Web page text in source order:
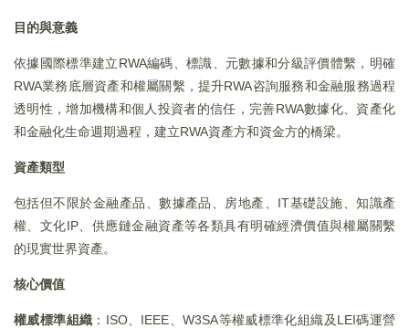
目的與意義
依據國際標準建立RWA編碼、標識、元數據和分級評價體繫，明確
RWA業務底層資產和權屬關繫，提升RWA咨詢服務和金融服務過程
透明性，增加機構和個人投資者的信任，完善RWA數據化、資產化
和金融化生命週期過程，建立RWA資產方和資金方的橋梁。
資產類型
包括但不限於金融產品、數據產品、房地產、IT基礎設施、知識產
權、文化IP、供應鏈金融資產等各類具有明確經濟價值與權屬關繫
的現實世界資產。
核心價值
權威標準組織 ：ISO、IEEE、W3SA等權威標準化組織及LEI碼運營